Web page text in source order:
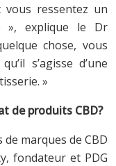
ressentez un
», explique le Dr
chose, vous
s’agisse d’une
»
de produits CBD?
marques de CBD
fondateur et PDG